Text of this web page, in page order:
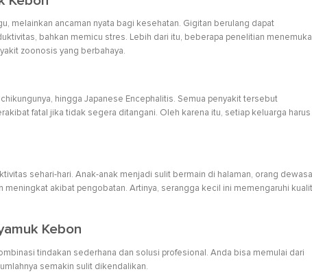
melainkan ancaman nyata bagi kesehatan. Gigitan berulang dapat
bahkan memicu stres. Lebih dari itu, beberapa penelitian
zoonosis yang berbahaya.
hingga Japanese Encephalitis. Semua penyakit tersebut
fatal jika tidak segera ditangani. Oleh karena itu, setiap keluarga harus
sehari-hari. Anak-anak menjadi sulit bermain di halaman, orang dewasa
akibat pengobatan. Artinya, serangga kecil ini memengaruhi
Kebon
tindakan sederhana dan solusi profesional. Anda bisa memulai dari
semakin sulit dikendalikan.